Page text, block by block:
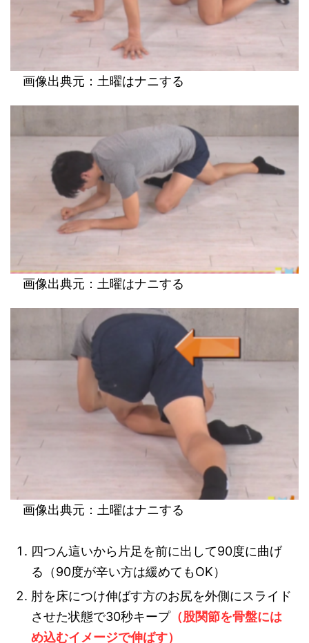
画像出典元：土曜はナニする
画像出典元：土曜はナニする
画像出典元：土曜はナニする
四つん這いから片足を前に出して90度に曲げ
る（90度が辛い方は緩めてもOK）
肘を床につけ伸ばす方のお尻を外側にスライド
させた状態で30秒キープ（股関節を骨盤には
め込むイメージで伸ばす）